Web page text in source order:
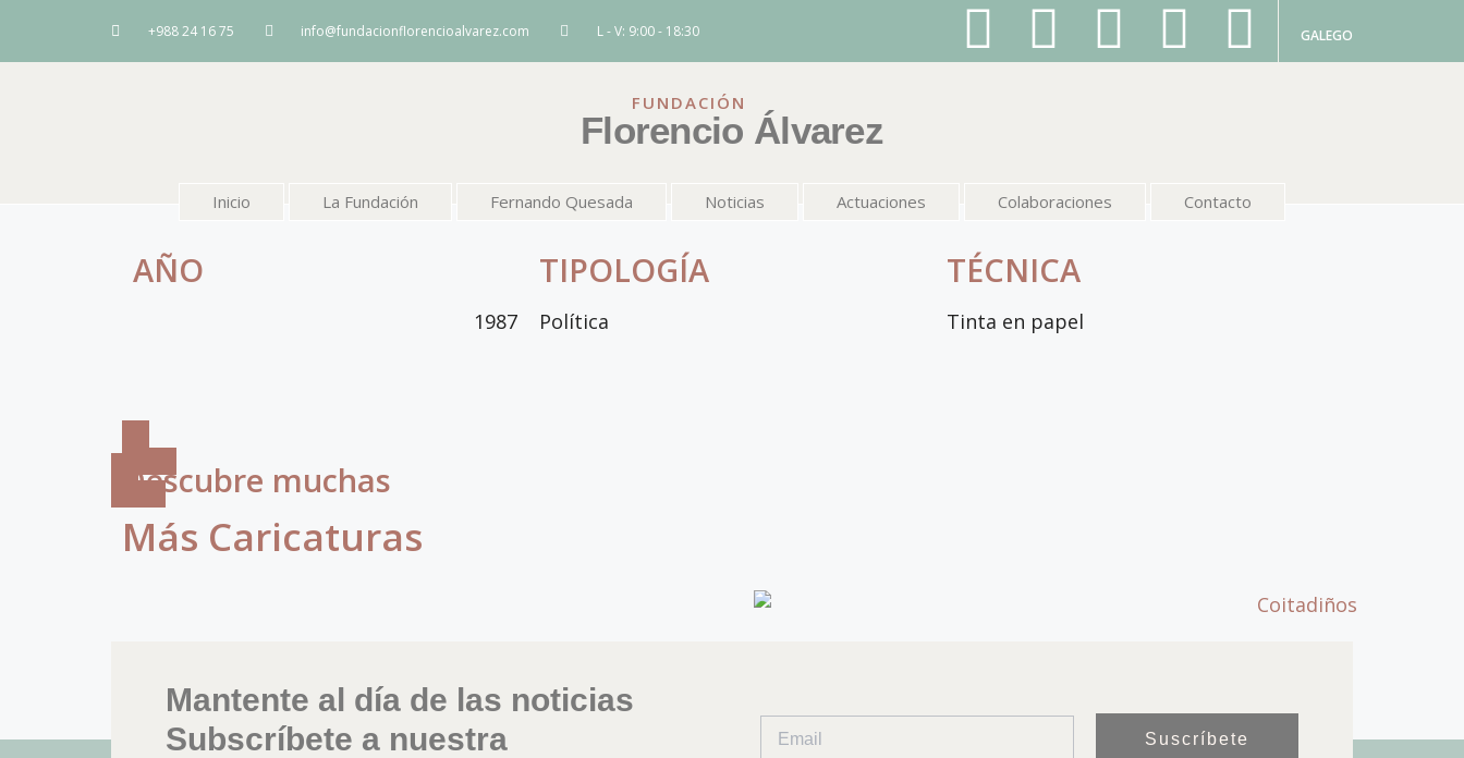
+988 24 16 75 info@fundacionflorencioalvarez.com L - V: 9:00 - 18:30 GALEGO
FUNDACIÓN
Florencio Álvarez
Inicio La Fundación Fernando Quesada Noticias Actuaciones Colaboraciones Contacto
AÑO
1987
TIPOLOGÍA
Política
TÉCNICA
Tinta en papel
Descubre muchas
Más Caricaturas
Mantente al día de las noticias
Subscríbete a nuestra
Suscríbete